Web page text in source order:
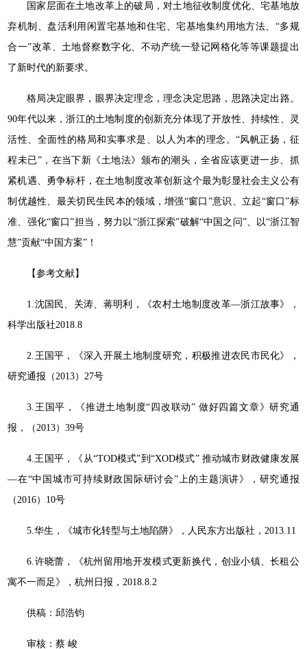
国家层面在土地改革上的破局，对土地征收制度优化、宅基地放
弃机制、盘活利用闲置宅基地和住宅、宅基地集约用地方法、“多规
合一”改革、土地督察数字化、不动产统一登记网格化等等课题提出
了新时代的新要求。
格局决定眼界，眼界决定理念，理念决定思路，思路决定出路。
90年代以来，浙江的土地制度的创新充分体现了开放性、持续性、灵
活性、全面性的格局和实事求是、以人为本的理念。“风帆正扬，征
程未已”，在当下新《土地法》颁布的潮头，全省应该更进一步、抓
紧机遇、勇争标杆，在土地制度改革创新这个最为彰显社会主义公有
制优越性、最关切民生民本的领域，增强“窗口”意识、立起“窗口”标
准、强化“窗口”担当，努力以“浙江探索”破解“中国之问”、以“浙江智
慧”贡献“中国方案”！
【参考文献】
1.沈国民、关涛、蒋明利，《农村土地制度改革—浙江故事》，
科学出版社2018.8
2.王国平，《深入开展土地制度研究，积极推进农民市民化》，
研究通报（2013）27号
3.王国平，《推进土地制度“四改联动” 做好四篇文章》研究通
报，（2013）39号
4.王国平，《从“TOD模式”到“XOD模式” 推动城市财政健康发展
—在“中国城市可持续财政国际研讨会”上的主题演讲》，研究通报
（2016）10号
5.华生，《城市化转型与土地陷阱》，人民东方出版社，2013.11
6.许晓蕾，《杭州留用地开发模式更新换代，创业小镇、长租公
寓不一而足》，杭州日报，2018.8.2
供稿：邱浩钧
审核：蔡 峻